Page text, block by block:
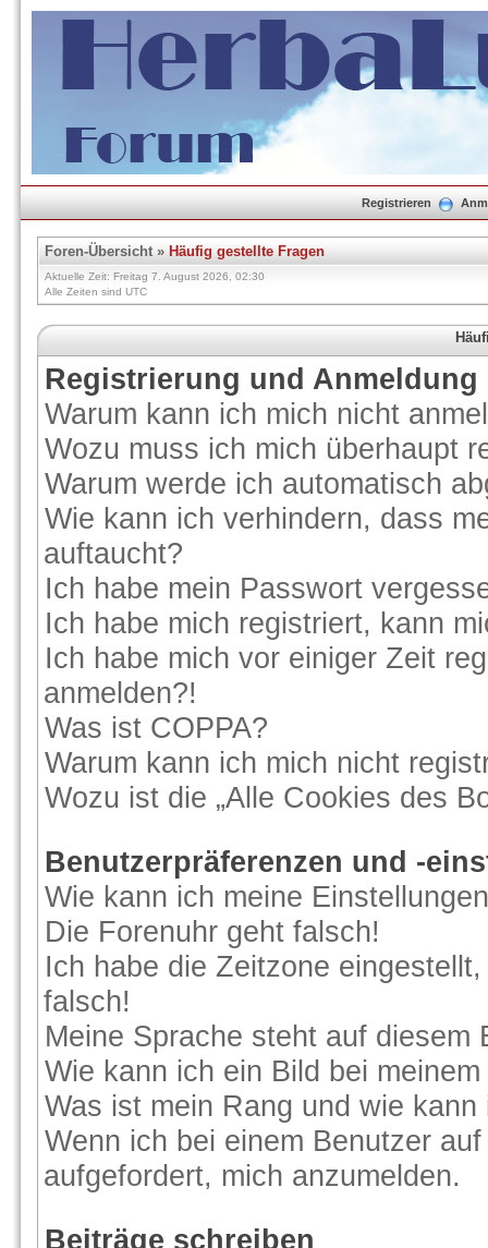
Registrieren
Foren-Übersicht» Häufig gestellte Fragen
Aktuelle Zeit: Freitag 7. August 2026, 02:30
Alle Zeiten sind UTC
Registrierung und Anmeldung
Warum kann ich mich nicht
Wozu muss ich mich überhaupt
Warum werde ich automatisch
Wie kann ich verhindern, dass
auftaucht?
Ich habe mein Passwort
Ich habe mich registriert, kann
Ich habe mich vor einiger Zeit
anmelden?!
Was ist COPPA?
Warum kann ich mich nicht
Wozu ist die „Alle Cookies des
Benutzerpräferenzen und -
Wie kann ich meine
Die Forenuhr geht falsch!
Ich habe die Zeitzone
falsch!
Meine Sprache steht auf diesem
Wie kann ich ein Bild bei
Was ist mein Rang und wie
Wenn ich bei einem Benutzer
aufgefordert, mich anzumelden.
Beiträge schreiben